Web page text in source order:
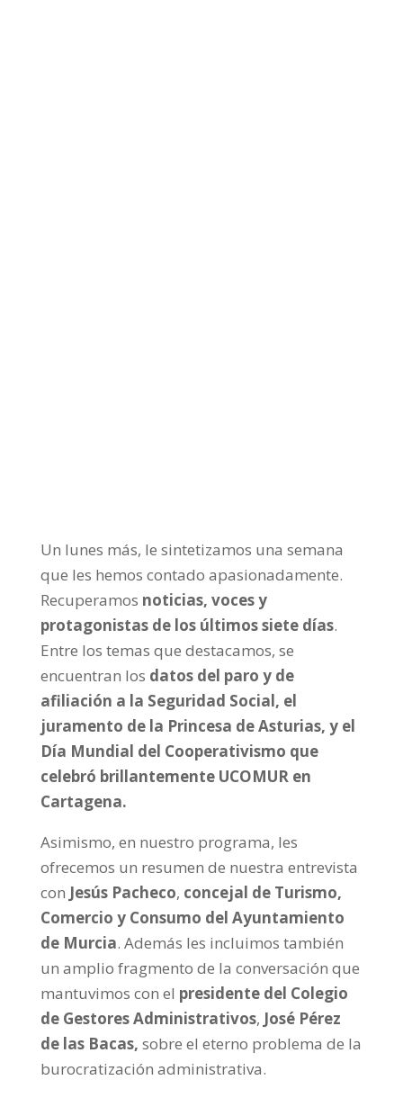
Un lunes más, le sintetizamos una semana
que les hemos contado apasionadamente.
Recuperamos noticias, voces y
protagonistas de los últimos siete días.
Entre los temas que destacamos, se
encuentran los datos del paro y de
afiliación a la Seguridad Social, el
juramento de la Princesa de Asturias, y el
Día Mundial del Cooperativismo que
celebró brillantemente UCOMUR en
Cartagena.
Asimismo, en nuestro programa, les
ofrecemos un resumen de nuestra entrevista
con Jesús Pacheco, concejal de Turismo,
Comercio y Consumo del Ayuntamiento
de Murcia. Además les incluimos también
un amplio fragmento de la conversación que
mantuvimos con el presidente del Colegio
de Gestores Administrativos, José Pérez
de las Bacas, sobre el eterno problema de la
burocratización administrativa.